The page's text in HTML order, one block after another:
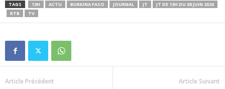
TAGS 13H ACTU BURKINA FASO JOURNAL JT
JT DE 13H DU 08 JUIN 2026
RTB
TV
Article Précédent Article Suivant